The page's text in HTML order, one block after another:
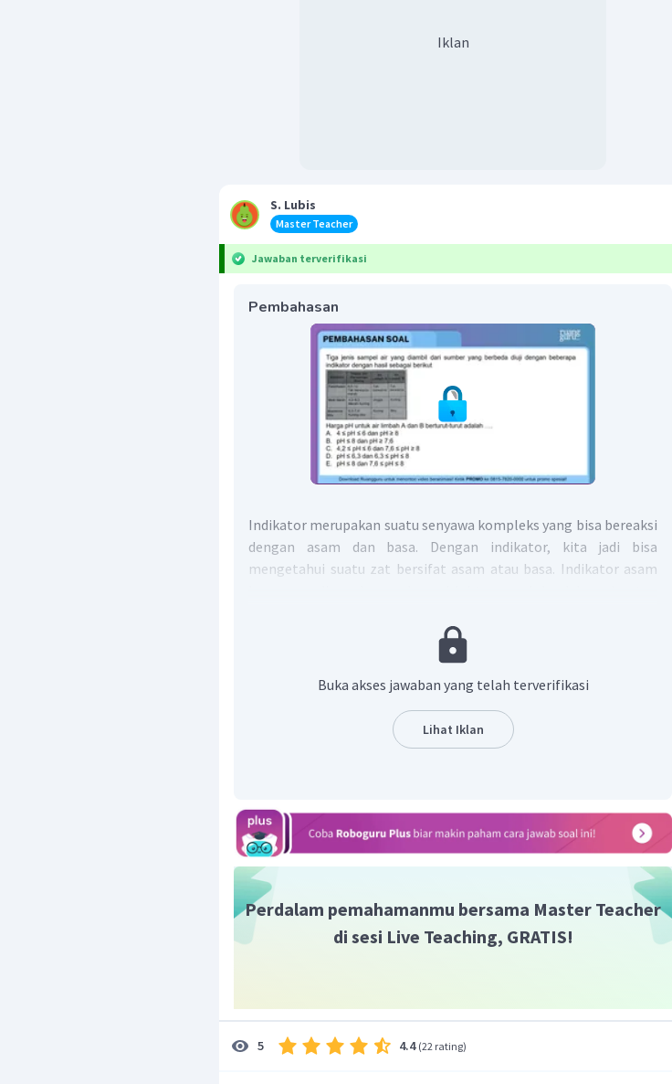
Iklan
S. Lubis
Master Teacher
Jawaban terverifikasi
Pembahasan
Indikator merupakan suatu senyawa kompleks yang bisa bereaksi
dengan asam dan basa. Dengan indikator, kita jadi bisa
mengetahui suatu zat bersifat asam atau basa. Indikator asam
Oleh karena itu, kita dapat menentukan rentang pH kedua
limbah menggunakan garis bilangan pH. Rentang pH ditunjukkan
oleh daerah yang ketiga indikatornya beririsan.
Limbah B:
Buka akses jawaban yang telah terverifikasi
Lihat Iklan
Perdalam pemahamanmu bersama Master Teacher
di sesi Live Teaching, GRATIS!
5 4.4 (22 rating)